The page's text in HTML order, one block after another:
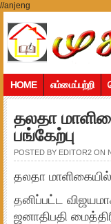
//anjeng
HOME எம்மைப்பற்றி
தலதா
பங்கேற்பு
POSTED BY EDITOR2 ON
தலதா மாளிகையில்
தனிப்பட்ட
ஜனாதிபதி